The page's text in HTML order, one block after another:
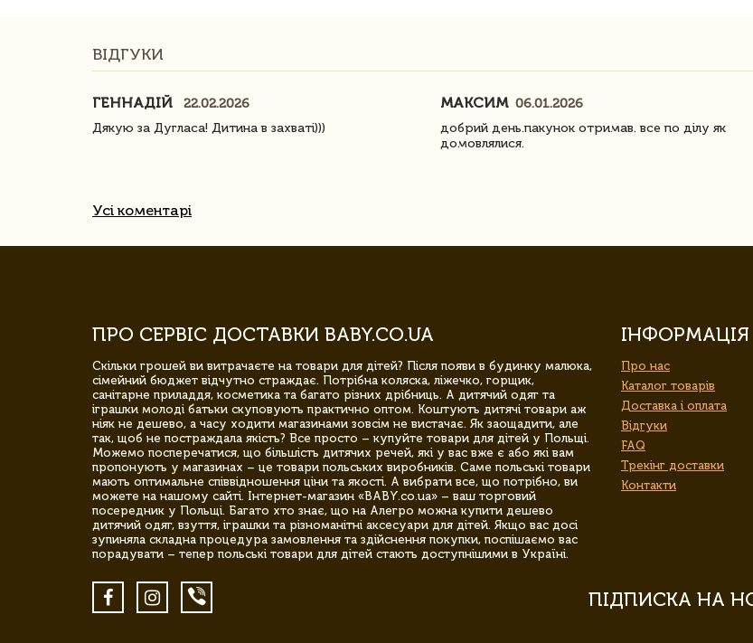
ВІДГУКИ
ГЕННАДІЙ
22.02.2026
Дякую за Дугласа! Дитина в захваті)))
МАКСИМ 06.01.2026
добрий день.пакунок отримав. все по ділу як
домовлялися.
Усі коментарі
ПРО СЕРВІС ДОСТАВКИ BABY.CO.UA
Скільки грошей ви витрачаєте на товари для дітей? Після появи в будинку малюка,
сімейний бюджет відчутно страждає. Потрібна коляска, ліжечко, горщик,
санітарне приладдя, косметика та багато різних дрібниць. А дитячий одяг та
іграшки молоді батьки скуповують практично оптом. Коштують дитячі товари аж
ніяк не дешево, а часу ходити магазинами зовсім не вистачає. Як заощадити, але
так, щоб не постраждала якість? Все просто – купуйте товари для дітей у Польщі.
Можемо посперечатися, що більшість дитячих речей, які у вас вже є або які вам
пропонують у магазинах – це товари польських виробників. Саме польські товари
мають оптимальне співвідношення ціни та якості. А вибрати все, що потрібно, ви
можете на нашому сайті. Інтернет-магазин «BABY.co.ua» – ваш торговий
посередник у Польщі. Багато хто знає, що на Алегро можна купити дешево
дитячий одяг, взуття, іграшки та різноманітні аксесуари для дітей. Якщо вас досі
зупиняла складна процедура замовлення та здійснення покупки, поспішаємо вас
порадувати – тепер польські товари для дітей стають доступнішими в Україні.
ІНФОРМАЦІЯ
Про нас
Каталог товарів
Доставка і оплата
Відгуки
FAQ
Трекінг доставки
Контакти
ПІДПИСКА НА